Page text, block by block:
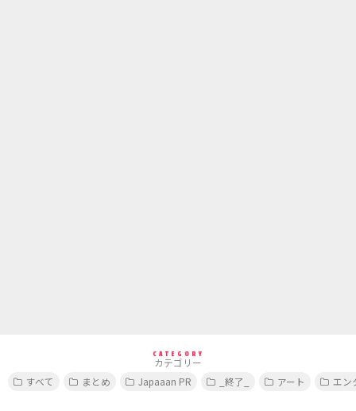
CATEGORY
カテゴリー
すべて
まとめ Japaaan PR _終了_ アート エン